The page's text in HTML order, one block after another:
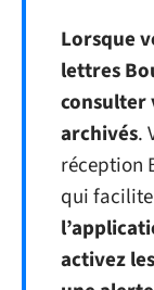
Lorsque
lettres
consulter
archivés.
réception
qui
activez